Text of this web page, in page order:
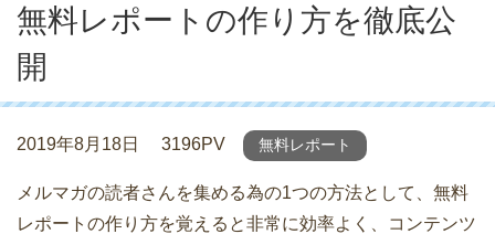
無料レポートの作り方を徹底公
開
2019年8月18日 3196PV 無料レポート
メルマガの読者さんを集める為の1つの方法として、無料
レポートの作り方を覚えると非常に効率よく、コンテンツ